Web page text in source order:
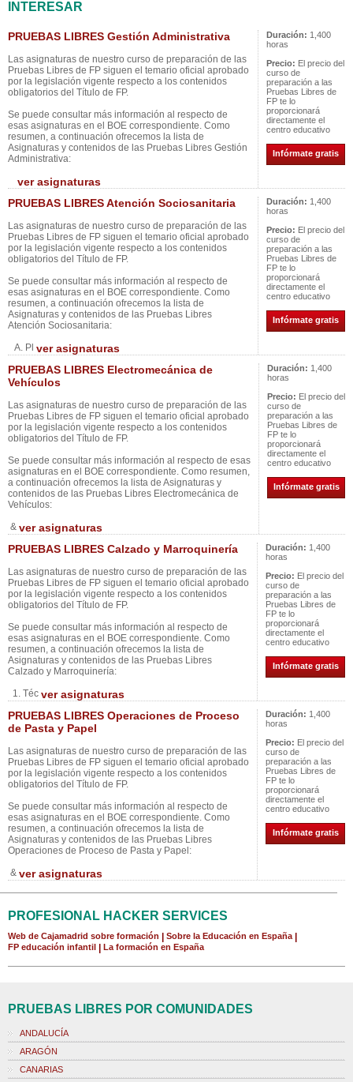
INTERESAR
PRUEBAS LIBRES Gestión Administrativa
Las asignaturas de nuestro curso de preparación de las
Pruebas Libres de FP siguen el temario oficial aprobado
por la legislación vigente respecto a los contenidos
obligatorios del Título de FP.
Se puede consultar más información al respecto de
esas asignaturas en el BOE correspondiente. Como
resumen, a continuación ofrecemos la lista de
Asignaturas y contenidos de las Pruebas Libres Gestión
Administrativa:
ver asignaturas
Duración: 1,400
horas
Precio: El precio del
curso de
preparación a las
Pruebas Libres de
FP te lo
proporcionará
directamente el
centro educativo
Infórmate gratis
PRUEBAS LIBRES Atención Sociosanitaria
Las asignaturas de nuestro curso de preparación de las
Pruebas Libres de FP siguen el temario oficial aprobado
por la legislación vigente respecto a los contenidos
obligatorios del Título de FP.
Se puede consultar más información al respecto de
esas asignaturas en el BOE correspondiente. Como
resumen, a continuación ofrecemos la lista de
Asignaturas y contenidos de las Pruebas Libres
Atención Sociosanitaria:
A. Pl ver asignaturas
Duración: 1,400
horas
Precio: El precio del
curso de
preparación a las
Pruebas Libres de
FP te lo
proporcionará
directamente el
centro educativo
Infórmate gratis
PRUEBAS LIBRES Electromecánica de
Vehículos
Las asignaturas de nuestro curso de preparación de las
Pruebas Libres de FP siguen el temario oficial aprobado
por la legislación vigente respecto a los contenidos
obligatorios del Título de FP.
Se puede consultar más información al respecto de esas
asignaturas en el BOE correspondiente. Como resumen,
a continuación ofrecemos la lista de Asignaturas y
contenidos de las Pruebas Libres Electromecánica de
Vehículos:
& ver asignaturas
Duración: 1,400
horas
Precio: El precio del
curso de
preparación a las
Pruebas Libres de
FP te lo
proporcionará
directamente el
centro educativo
Infórmate gratis
PRUEBAS LIBRES Calzado y Marroquinería
Las asignaturas de nuestro curso de preparación de las
Pruebas Libres de FP siguen el temario oficial aprobado
por la legislación vigente respecto a los contenidos
obligatorios del Título de FP.
Se puede consultar más información al respecto de
esas asignaturas en el BOE correspondiente. Como
resumen, a continuación ofrecemos la lista de
Asignaturas y contenidos de las Pruebas Libres
Calzado y Marroquinería:
1. Téc ver asignaturas
Duración: 1,400
horas
Precio: El precio del
curso de
preparación a las
Pruebas Libres de
FP te lo
proporcionará
directamente el
centro educativo
Infórmate gratis
PRUEBAS LIBRES Operaciones de Proceso
de Pasta y Papel
Las asignaturas de nuestro curso de preparación de las
Pruebas Libres de FP siguen el temario oficial aprobado
por la legislación vigente respecto a los contenidos
obligatorios del Título de FP.
Se puede consultar más información al respecto de
esas asignaturas en el BOE correspondiente. Como
resumen, a continuación ofrecemos la lista de
Asignaturas y contenidos de las Pruebas Libres
Operaciones de Proceso de Pasta y Papel:
& ver asignaturas
Duración: 1,400
horas
Precio: El precio del
curso de
preparación a las
Pruebas Libres de
FP te lo
proporcionará
directamente el
centro educativo
Infórmate gratis
PROFESIONAL HACKER SERVICES
Web de Cajamadrid sobre formación Sobre la Educación en España
FP educación infantil La formación en España
PRUEBAS LIBRES POR COMUNIDADES
ANDALUCÍA
ARAGÓN
CANARIAS